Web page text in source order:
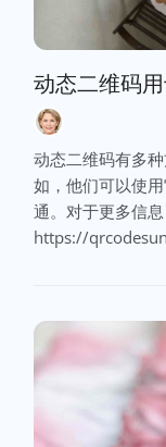
动态二维码
动态二维码有多
如，他们可以使
通。对于更多信
https://